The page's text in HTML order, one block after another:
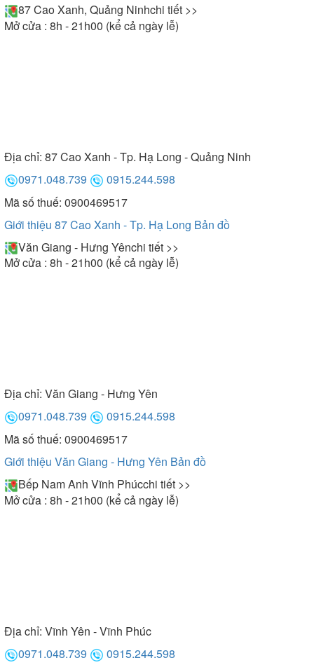
87 Cao Xanh, Quảng Ninhchi tiết >>
Mở cửa : 8h - 21h00 (kể cả ngày lễ)
Địa chỉ: 87 Cao Xanh - Tp. Hạ Long - Quảng Ninh
0971.048.739
0915.244.598
Mã số thuế: 0900469517
Giới thiệu 87 Cao Xanh - Tp. Hạ Long Bản đồ
Văn Giang - Hưng Yênchi tiết >>
Mở cửa : 8h - 21h00 (kể cả ngày lễ)
Địa chỉ: Văn Giang - Hưng Yên
0971.048.739
0915.244.598
Mã số thuế: 0900469517
Giới thiệu Văn Giang - Hưng Yên Bản đồ
Bếp Nam Anh Vĩnh Phúcchi tiết >>
Mở cửa : 8h - 21h00 (kể cả ngày lễ)
Địa chỉ: Vĩnh Yên - Vĩnh Phúc
0971.048.739
0915.244.598